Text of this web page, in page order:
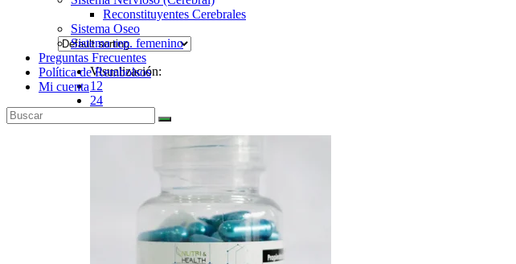
Reconstituyentes Cerebrales
Sistema Oseo
Sistema rep. femenino
Preguntas Frecuentes
Política de Rembolsos
Mi cuenta
Visualización:
12
24